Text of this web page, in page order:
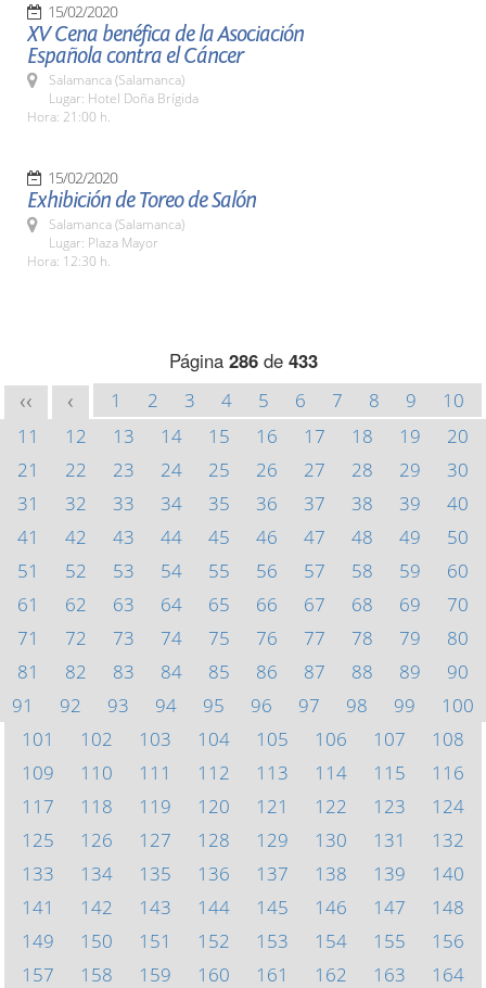
15/02/2020
XV Cena benéfica de la Asociación
Española contra el Cáncer
Salamanca (Salamanca)
Lugar: Hotel Doña Brígida
Hora: 21:00 h.
15/02/2020
Exhibición de Toreo de Salón
Salamanca (Salamanca)
Lugar: Plaza Mayor
Hora: 12:30 h.
Página 286de 433
<< < 1 2 3 4 5 6 7 8 9
10
11
12 13 14 15 16 17 18 19
20
21
22 23 24 25 26 27 28 29
30
31
32 33 34 35 36 37 38 39
40
41
42 43 44 45 46 47 48 49
50
51
52 53 54 55 56 57 58 59
60
61
62 63 64 65 66 67 68 69
70
71
72 73 74 75 76 77 78 79
80
81
82 83 84 85 86 87 88 89
90
91
92 93 94 95 96 97 98 99
100
101
102 103 104 105 106 107
108
109
110 111 112 113 114 115
116
117
118 119 120 121 122 123
124
125
126 127 128 129 130 131
132
133
134 135 136 137 138 139
140
141
142 143 144 145 146 147
148
149
150 151 152 153 154 155
156
157
158 159 160 161 162 163
164